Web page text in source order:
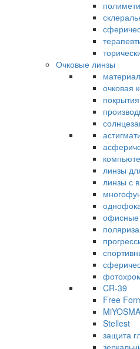
Очковые линзы
очковая
линзы
линзы с
офисные
CR-39
Free
Stellest
защита